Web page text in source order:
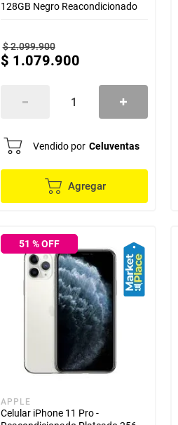
128GB Negro Reacondicionado
$2.099.900
$ 1.079.900
Vendido por Celuventas
Agregar
51 % OFF
APPLE
Celular iPhone 11 Pro -